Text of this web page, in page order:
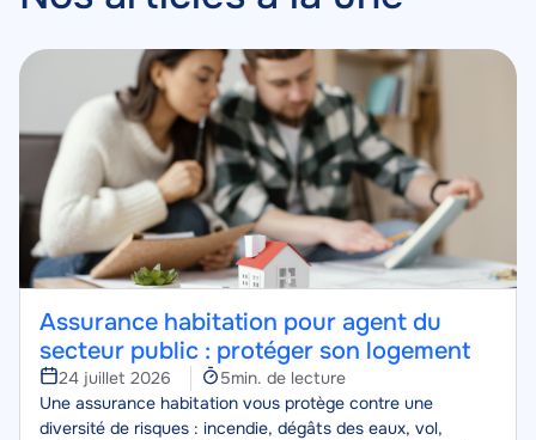
Image
Image
Assurance habitation pour agent du
secteur public : protéger son logement
24 juillet 2026
Temps
de
lecture
5min. de lecture
Corps
Une assurance habitation vous protège contre une
diversité de risques : incendie, dégâts des eaux, vol,